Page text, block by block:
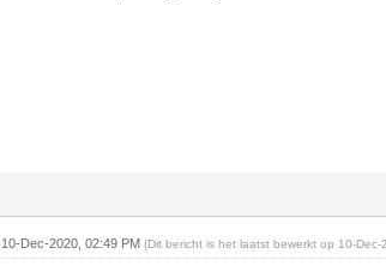
10-Dec-2020, 02:49 PM(Dit bericht is het laatst bewerkt op 10-